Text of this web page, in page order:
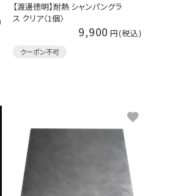
【渡邊徳明】耐熱 シャンパングラ
ス クリア〈1個〉
9,900
クーポン不可